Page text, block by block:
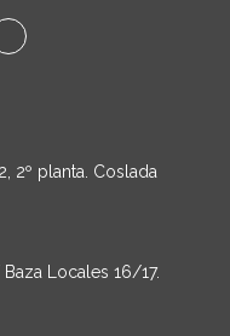
2º planta. Coslada
Locales 16/17.